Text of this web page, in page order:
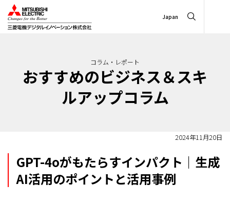
Japan
コラム・レポート
おすすめのビジネス＆スキ
ルアップコラム
2024年11月20日
GPT-4oがもたらすインパクト｜生成
AI活用のポイントと活用事例